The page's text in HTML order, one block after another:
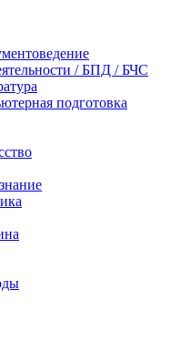
/ БПД / БЧС
подготовка